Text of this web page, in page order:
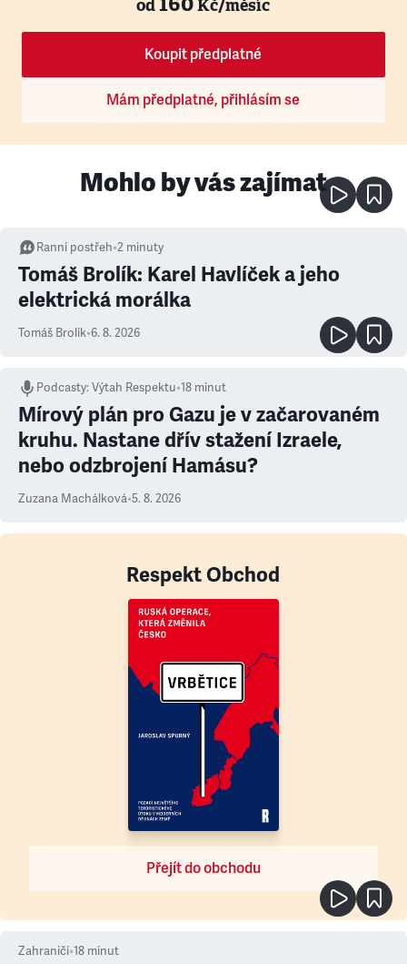
od Kč/měsíc
Koupit předplatné
Mám předplatné, přihlásím se
Mohlo by vás zajímat
Ranní postřeh•2 minuty
Tomáš Brolík: Karel Havlíček a jeho
elektrická morálka
Tomáš Brolík•6. 8. 2026
Podcasty:Výtah Respektu•18 minut
Mírový plán pro Gazu je v začarovaném
kruhu. Nastane dřív stažení Izraele,
nebo odzbrojení Hamásu?
Zuzana Machálková•5. 8. 2026
Respekt Obchod
Přejít do obchodu
Zahraničí•18 minut